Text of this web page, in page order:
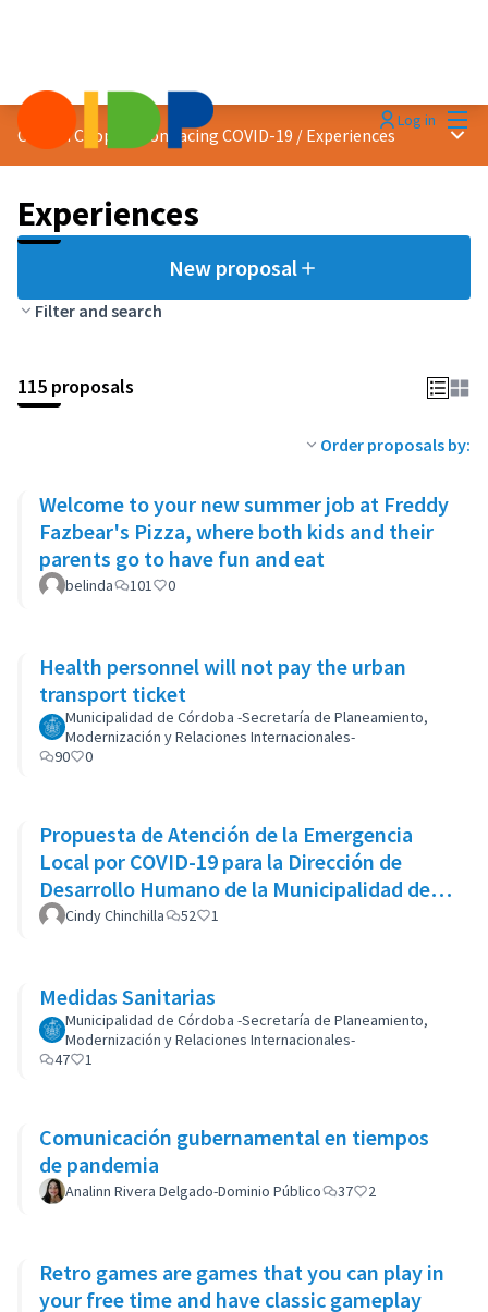
Log in
Citizen Cooperation facing COVID-19 / Experiences Main
Experiences
New proposal
Filter and search
115 proposals
Order proposals by:
Welcome to your new summer job at Freddy
Fazbear's Pizza, where both kids and their
parents go to have fun and eat
belinda 101 0
Health personnel will not pay the urban
transport ticket
Municipalidad de Córdoba -Secretaría de Planeamiento,
Modernización y Relaciones Internacionales-
90
0
Propuesta de Atención de la Emergencia
Local por COVID-19 para la Dirección de
Desarrollo Humano de la Municipalidad de
Goicoechea
Cindy Chinchilla 52 1
Medidas Sanitarias
Municipalidad de Córdoba -Secretaría de Planeamiento,
Modernización y Relaciones Internacionales-
47
1
Comunicación gubernamental en tiempos
de pandemia
Analinn Rivera Delgado-Dominio Público 37 2
Retro games are games that you can play in
your free time and have classic gameplay